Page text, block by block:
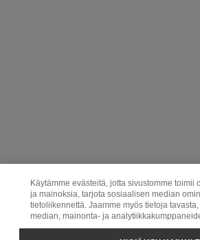
Käytämme evästeitä, jotta sivustomme
ja mainoksia, tarjota sosiaalisen median
tietoliikennettä. Jaamme myös tietoja
median, mainonta- ja